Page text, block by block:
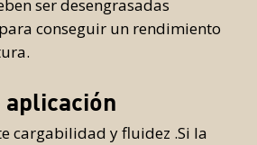
ser desengrasadas
conseguir un rendimiento
aplicación
cargabilidad y fluidez .Si la